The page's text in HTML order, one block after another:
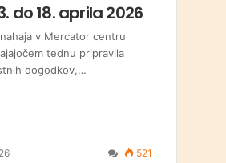
do 18. aprila 2026
v Mercator centru
tednu pripravila
dogodkov,…
521